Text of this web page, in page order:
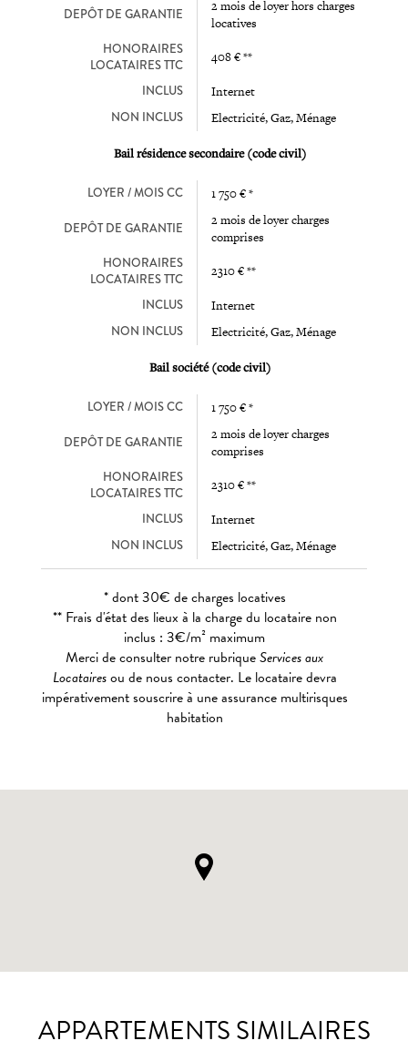
DEPÔT DE GARANTIE
2 mois de loyer hors charges
locatives
HONORAIRES
LOCATAIRES TTC
408 € **
INCLUS Internet
NON INCLUS Electricité, Gaz, Ménage
Bail résidence secondaire (code civil)
LOYER / MOIS CC 1 750 € *
DEPÔT DE GARANTIE
2 mois de loyer charges
comprises
HONORAIRES
LOCATAIRES TTC
2310 € **
INCLUS Internet
NON INCLUS Electricité, Gaz, Ménage
Bail société (code civil)
LOYER / MOIS CC 1 750 € *
DEPÔT DE GARANTIE
2 mois de loyer charges
comprises
HONORAIRES
LOCATAIRES TTC
2310 € **
INCLUS Internet
NON INCLUS Electricité, Gaz, Ménage
* dont 30€ de charges locatives
** Frais d'état des lieux à la charge du locataire non
inclus : 3€/m² maximum
Merci de consulter notre rubriqueServices aux
Locatairesou de nous contacter. Le locataire devra
impérativement souscrire à une assurance multirisques
habitation
APPARTEMENTS SIMILAIRES